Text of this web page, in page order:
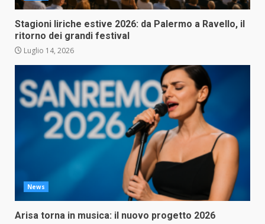
Stagioni liriche estive 2026: da Palermo a Ravello, il
ritorno dei grandi festival
Luglio 14, 2026
News
Arisa torna in musica: il nuovo progetto 2026